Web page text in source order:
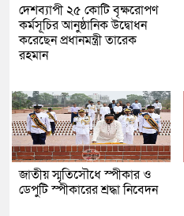
দেশব্যাপী ২৫ কোটি বৃক্ষরোপণ
কর্মসূচির আনুষ্ঠানিক উদ্বোধন
করেছেন প্রধানমন্ত্রী তারেক
রহমান
জাতীয় স্মৃতিসৌধে স্পীকার ও
ডেপুটি স্পীকারের শ্রদ্ধা নিবেদন